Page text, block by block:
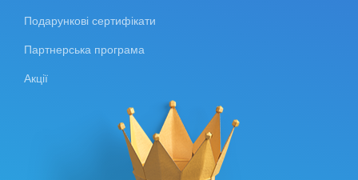
Подарункові сертифікати
Партнерська програма
Акції